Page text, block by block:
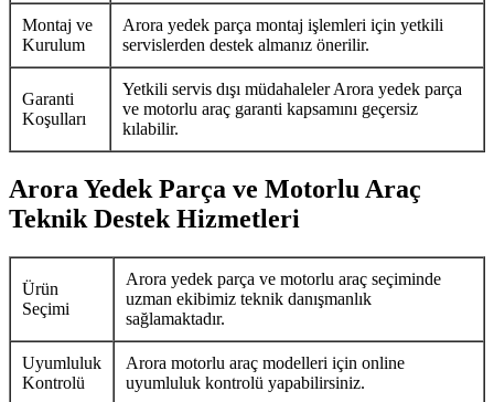
Montaj ve
Kurulum
Arora yedek parça montaj işlemleri için yetkili
servislerden destek almanız önerilir.
Garanti
Koşulları
Yetkili servis dışı müdahaleler Arora yedek parça
ve motorlu araç garanti kapsamını geçersiz
kılabilir.
Arora Yedek Parça ve Motorlu Araç
Teknik Destek Hizmetleri
Ürün
Seçimi
Arora yedek parça ve motorlu araç seçiminde
uzman ekibimiz teknik danışmanlık
sağlamaktadır.
Uyumluluk
Kontrolü
Arora motorlu araç modelleri için online
uyumluluk kontrolü yapabilirsiniz.